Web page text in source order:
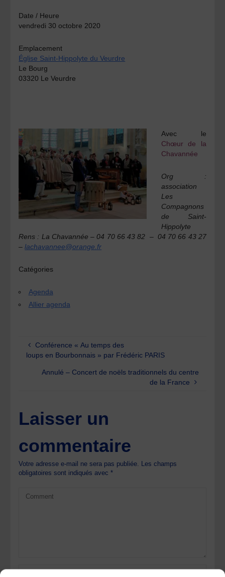
Date / Heure
vendredi 30 octobre 2020
Emplacement
Église Saint-Hippolyte du Veurdre
Le Bourg
03320 Le Veurdre
Avec le
Chœur de la
Chavannée
Org :
association
Les
Compagnons
de Saint-
Hippolyte
Rens : La Chavannée – 04 70 66 43 82 – 04 70 66 43 27
–lachavannee@orange.fr
Catégories
Agenda
Allier agenda
Conférence « Au temps des
loups en Bourbonnais » par Frédéric PARIS
Annulé – Concert de noëls traditionnels du centre
de la France
Laisser un
commentaire
Votre adresse e-mail ne sera pas publiée. Les champs
obligatoires sont indiqués avec*